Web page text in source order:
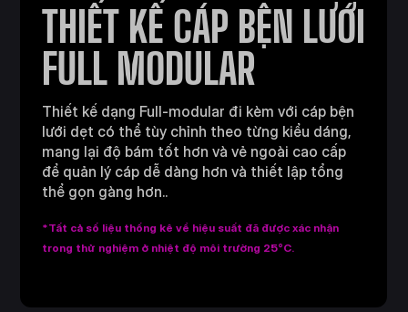
THIẾT KẾ CÁP BỆN LƯỚI
FULL MODULAR
Thiết kế dạng Full-modular đi kèm với cáp bện
lưới dẹt có thể tùy chỉnh theo từng kiểu dáng,
mang lại độ bám tốt hơn và vẻ ngoài cao cấp
để quản lý cáp dễ dàng hơn và thiết lập tổng
thể gọn gàng hơn..
*Tất cả số liệu thống kê về hiệu suất đã được xác nhận
trong thử nghiệm ở nhiệt độ môi trường 25°C.